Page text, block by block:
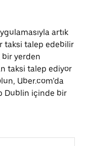
artık
taksi talep edebilir
yerden
taksi talep ediyor
Uber.com’da
Dublin içinde bir